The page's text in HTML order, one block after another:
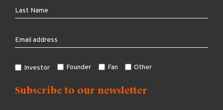
Investor Founder Fan Other